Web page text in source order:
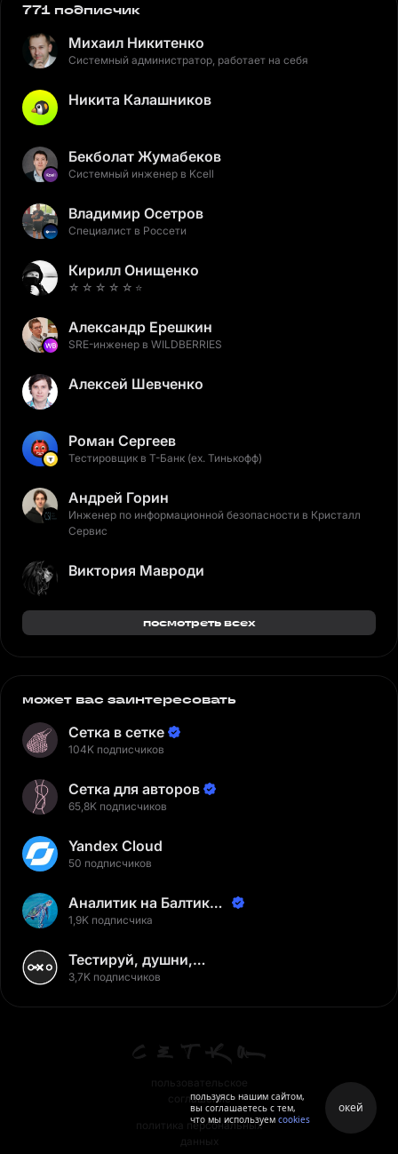
771 подписчик
Михаил Никитенко
Системный администратор, работает на себя
Никита Калашников
Бекболат Жумабеков
Системный инженер в Kcell
Владимир Осетров
Специалист в Россети
Кирилл Онищенко
☆ ☆ ☆ ☆ ☆ ⭐️
Александр Ерешкин
SRE-инженер в WILDBERRIES
Алексей Шевченко
Роман Сергеев
Тестировщик в Т-Банк (ex. Тинькофф)
Андрей Горин
Инженер по информационной безопасности в Кристалл
Сервис
Виктория Мавроди
посмотреть всех
может вас заинтересовать
Сетка в сетке
104K подписчиков
Сетка для авторов
65,8K подписчиков
Yandex Cloud
50 подписчиков
Аналитик на Балтике |
Неверов Станислав
1,9K подписчика
Тестируй, душни,
наслаждайся
3,7K подписчиков
пользовательское
соглашение
политика персональных
данных
пользуясь нашим сайтом,
вы соглашаетесь с тем,
что мы используем cookies
окей